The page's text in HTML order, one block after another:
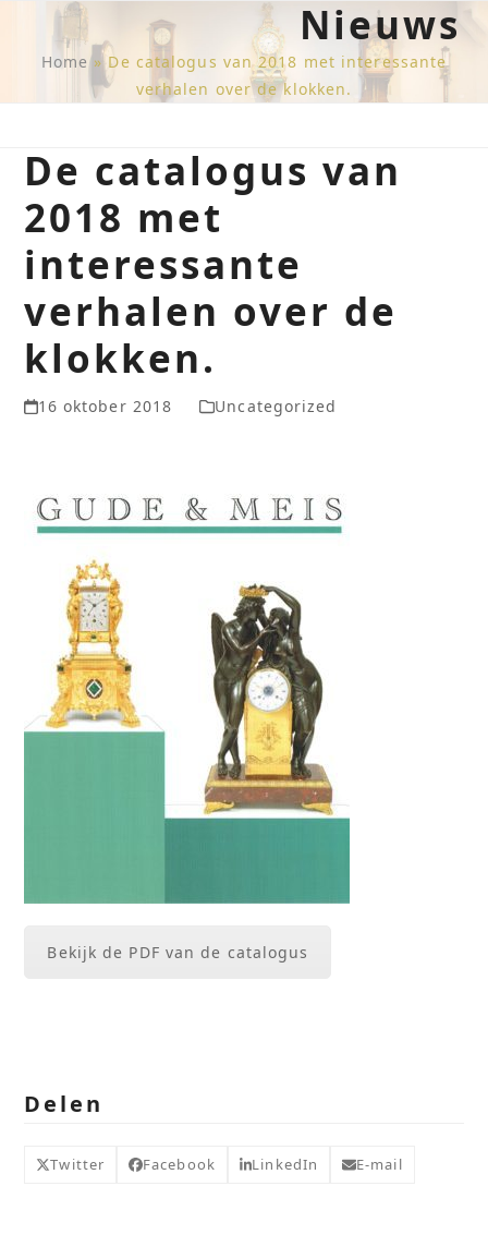
content
Open
mobile
menu
Close
mobile
menu
Nieuws
Home» De catalogus van 2018 met interessante
verhalen over de klokken.
De catalogus van
2018 met
interessante
verhalen over de
klokken.
16 oktober 2018 Uncategorized
Bekijk de PDF van de catalogus
Delen
Twitter Facebook LinkedIn E-mail